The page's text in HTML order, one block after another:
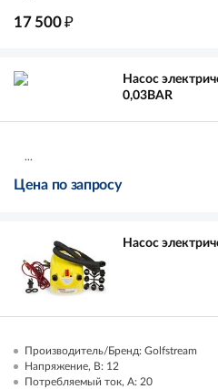
17 500₽
Насос
0,03BAR
...
Цена по запросу
Насос
Производитель/Бренд: Golfstream
Напряжение, В: 12
Потребляемый ток, А: 20